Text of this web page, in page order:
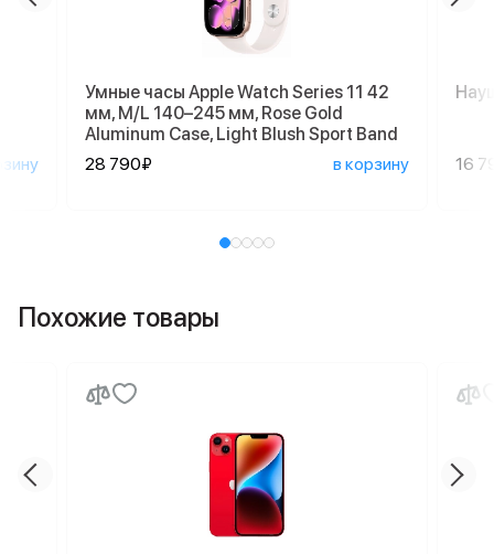
Умные часы Apple Watch Series 11 42
мм, M/L 140–245 мм, Rose Gold
Aluminum Case, Light Blush Sport Band
28 790₽
в корзину 16
Похожие товары